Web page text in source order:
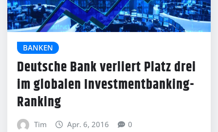
BANKEN
Deutsche Bank verliert Platz drei
im globalen Investmentbanking-
Ranking
Tim Apr. 6, 2016 0